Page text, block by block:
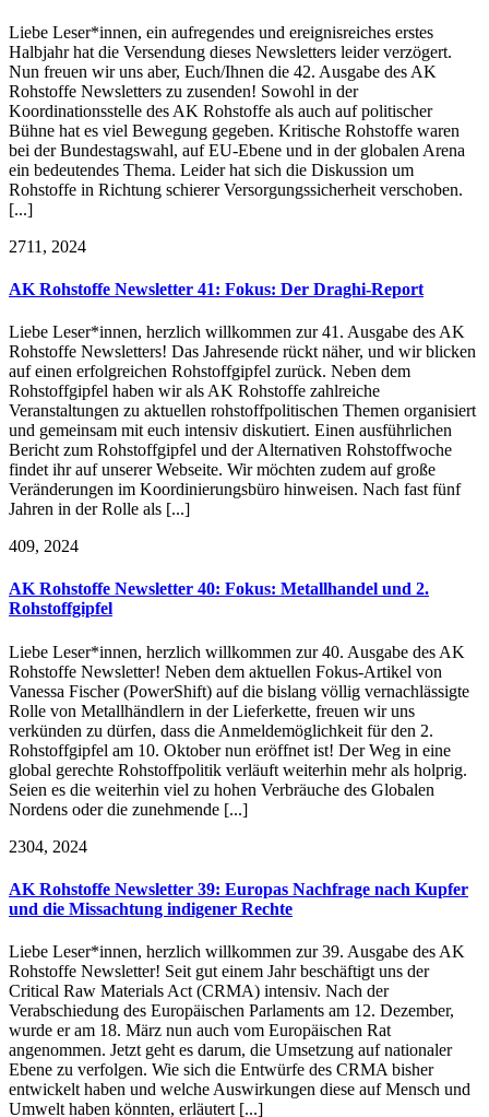
Liebe Leser*innen, ein aufregendes und ereignisreiches erstes
Halbjahr hat die Versendung dieses Newsletters leider verzögert.
Nun freuen wir uns aber, Euch/Ihnen die 42. Ausgabe des AK
Rohstoffe Newsletters zu zusenden! Sowohl in der
Koordinationsstelle des AK Rohstoffe als auch auf politischer
Bühne hat es viel Bewegung gegeben. Kritische Rohstoffe waren
bei der Bundestagswahl, auf EU-Ebene und in der globalen Arena
ein bedeutendes Thema. Leider hat sich die Diskussion um
Rohstoffe in Richtung schierer Versorgungssicherheit verschoben.
[...]
2711, 2024
AK Rohstoffe Newsletter 41: Fokus: Der Draghi-Report
Liebe Leser*innen, herzlich willkommen zur 41. Ausgabe des AK
Rohstoffe Newsletters! Das Jahresende rückt näher, und wir blicken
auf einen erfolgreichen Rohstoffgipfel zurück. Neben dem
Rohstoffgipfel haben wir als AK Rohstoffe zahlreiche
Veranstaltungen zu aktuellen rohstoffpolitischen Themen organisiert
und gemeinsam mit euch intensiv diskutiert. Einen ausführlichen
Bericht zum Rohstoffgipfel und der Alternativen Rohstoffwoche
findet ihr auf unserer Webseite. Wir möchten zudem auf große
Veränderungen im Koordinierungsbüro hinweisen. Nach fast fünf
Jahren in der Rolle als [...]
409, 2024
AK Rohstoffe Newsletter 40: Fokus: Metallhandel und 2.
Rohstoffgipfel
Liebe Leser*innen, herzlich willkommen zur 40. Ausgabe des AK
Rohstoffe Newsletter! Neben dem aktuellen Fokus-Artikel von
Vanessa Fischer (PowerShift) auf die bislang völlig vernachlässigte
Rolle von Metallhändlern in der Lieferkette, freuen wir uns
verkünden zu dürfen, dass die Anmeldemöglichkeit für den 2.
Rohstoffgipfel am 10. Oktober nun eröffnet ist! Der Weg in eine
global gerechte Rohstoffpolitik verläuft weiterhin mehr als holprig.
Seien es die weiterhin viel zu hohen Verbräuche des Globalen
Nordens oder die zunehmende [...]
2304, 2024
AK Rohstoffe Newsletter 39: Europas Nachfrage nach Kupfer
und die Missachtung indigener Rechte
Liebe Leser*innen, herzlich willkommen zur 39. Ausgabe des AK
Rohstoffe Newsletter! Seit gut einem Jahr beschäftigt uns der
Critical Raw Materials Act (CRMA) intensiv. Nach der
Verabschiedung des Europäischen Parlaments am 12. Dezember,
wurde er am 18. März nun auch vom Europäischen Rat
angenommen. Jetzt geht es darum, die Umsetzung auf nationaler
Ebene zu verfolgen. Wie sich die Entwürfe des CRMA bisher
entwickelt haben und welche Auswirkungen diese auf Mensch und
Umwelt haben könnten, erläutert [...]